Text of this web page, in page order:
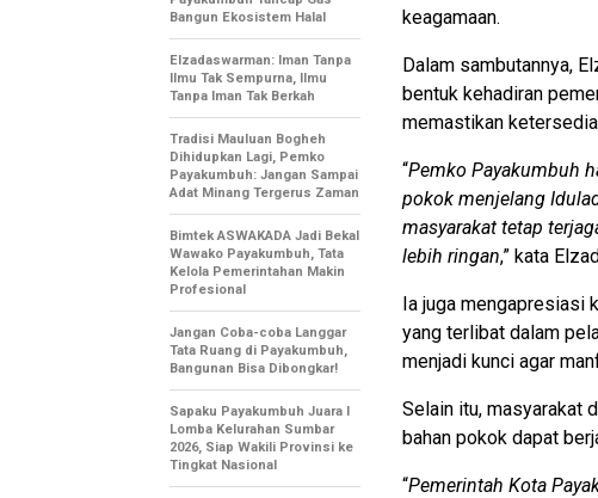
keagamaan.
Dalam sambutannya,
bentuk kehadiran
memastikan
“Pemko Payakumbuh
pokok menjelang
masyarakat tetap
lebih ringan,” kata
Ia juga mengapresiasi
yang terlibat dalam
menjadi kunci agar
Selain itu, masyarakat
bahan pokok dapat
“Pemerintah Kota
Bangun Ekosistem Halal
Elzadaswarman: Iman Tanpa
Ilmu Tak Sempurna, Ilmu
Tanpa Iman Tak Berkah
Tradisi Mauluan Bogheh
Dihidupkan Lagi, Pemko
Payakumbuh: Jangan Sampai
Adat Minang Tergerus Zaman
Bimtek ASWAKADA Jadi Bekal
Wawako Payakumbuh, Tata
Kelola Pemerintahan Makin
Profesional
Jangan Coba-coba Langgar
Tata Ruang di Payakumbuh,
Bangunan Bisa Dibongkar!
Sapaku Payakumbuh Juara I
Lomba Kelurahan Sumbar
2026, Siap Wakili Provinsi ke
Tingkat Nasional